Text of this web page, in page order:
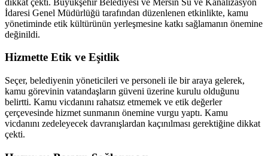
İdaresi Genel Müdürlüğü tarafından düzenlenen etkinlikte, kamu
yönetiminde etik kültürünün yerleşmesine katkı sağlamanın önemine
değinildi.
Hizmette Etik ve Eşitlik
Seçer, belediyenin yöneticileri ve personeli ile bir araya gelerek,
kamu görevinin vatandaşların güveni üzerine kurulu olduğunu
belirtti. Kamu vicdanını rahatsız etmemek ve etik değerler
çerçevesinde hizmet sunmanın önemine vurgu yaptı. Kamu
vicdanını zedeleyecek davranışlardan kaçınılması gerektiğine dikkat
çekti.